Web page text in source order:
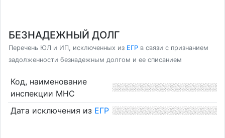
БЕЗНАДЕЖНЫЙ ДОЛГ
Перечень ЮЛ и ИП, исключенных из ЕГР в связи с признанием
задолженности безнадежным долгом и ее списанием
Код, наименование
инспекции МНС
Дата исключения из ЕГР